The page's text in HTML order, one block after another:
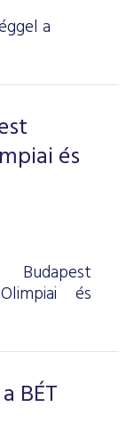
a
és
és
BÉT